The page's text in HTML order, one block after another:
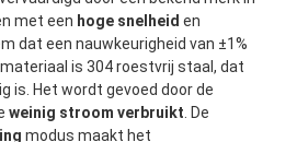
met een hoge snelheid en
dat een nauwkeurigheid van ±1%
is 304 roestvrij staal, dat
is. Het wordt gevoed door de
weinig stroom verbruikt . De
modus maakt het